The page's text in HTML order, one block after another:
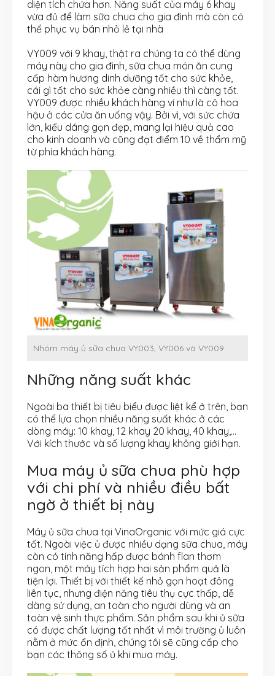
diện tích chứa hơn. Năng suất của máy 6 khay
vừa đủ để làm sữa chua cho gia đình mà còn có
thể phục vụ bán nhỏ lẻ tại nhà
VY009 với 9 khay, thật ra chúng ta có thể dùng
máy này cho gia đình, sữa chua món ăn cung
cấp hàm hương dinh dưỡng tốt cho sức khỏe,
cái gì tốt cho sức khỏe càng nhiều thì càng tốt.
VY009 được nhiều khách hàng ví như là cô hoa
hậu ở các cửa ăn uống vậy. Bởi vì, với sức chứa
lớn, kiểu dáng gọn đẹp, mang lại hiệu quả cao
cho kinh doanh và cũng đạt điểm 10 về thẩm mỹ
từ phía khách hàng.
Nhóm máy ủ sữa chua VY003, VY006 và VY009
Những năng suất khác
Ngoài ba thiết bị tiêu biểu được liệt kể ở trên, bạn
có thể lựa chọn nhiều năng suất khác ở các
dòng máy: 10 khay, 12 khay 20 khay, 40 khay,…
Với kích thước và số lượng khay không giới hạn.
Mua máy ủ sữa chua phù hợp
với chi phí và nhiều điều bất
ngờ ở thiết bị này
Máy ủ sữa chua tại VinaOrganic với mức giá cực
tốt. Ngoài việc ủ được nhiều dạng sữa chua, máy
còn có tính năng hấp được bánh flan thơm
ngon, một máy tích hợp hai sản phẩm quả là
tiện lợi. Thiết bị với thiết kế nhỏ gọn hoạt đông
liên tục, nhưng điện năng tiêu thụ cực thấp, dễ
dàng sử dụng, an toàn cho người dùng và an
toàn vệ sinh thực phẩm. Sản phẩm sau khi ủ sữa
có được chất lượng tốt nhất vì môi trường ủ luôn
nằm ở mức ổn định, chúng tôi sẽ cũng cấp cho
bạn các thông số ủ khi mua máy.